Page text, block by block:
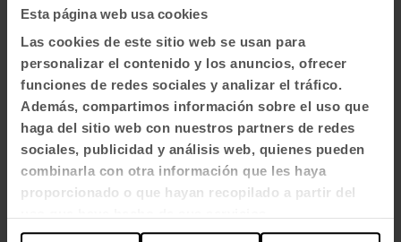
Esta página web usa cookies
Las cookies de este sitio web se usan para
personalizar el contenido y los anuncios, ofrecer
funciones de redes sociales y analizar el tráfico.
Además, compartimos información sobre el uso que
haga del sitio web con nuestros partners de redes
sociales, publicidad y análisis web, quienes pueden
combinarla con otra información que les haya
proporcionado o que hayan recopilado a partir del
Products
Seating
Tables and desks
Soft Seating & Lounge
Booths
EN-US